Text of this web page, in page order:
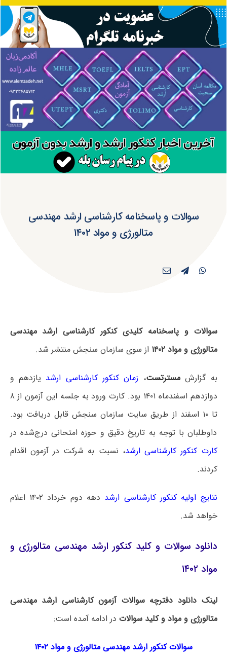
سوالات و پاسخنامه کارشناسی ارشد مهندسی
متالورژی و مواد ۱۴۰۲
سوالات و پاسخنامه کلیدی کنکور کارشناسی ارشد مهندسی
متالورژی و مواد ۱۴۰۲
از سوی سازمان سنجش منتشر شد.
به گزارشمسترتست، زمان کنکور کارشناسی ارشد یازدهم و
دوازدهم اسفندماه ۱۴۰۱ بود. کارت ورود به جلسه این آزمون از ۸
تا ۱۰ اسفند از طریق سایت سازمان سنجش قابل دریافت بود.
داوطلبان با توجه به تاریخ دقیق و حوزه امتحانی درج‌شده در
کارت کنکور کارشناسی ارشد، نسبت به شرکت در آزمون اقدام
کردند.
نتایج اولیه کنکور کارشناسی ارشد
دهه دوم خرداد ۱۴۰۲ اعلام
خواهد شد.
دانلود سوالات و کلید کنکور ارشد مهندسی متالورژی و
مواد ۱۴۰۲
لینک دانلود دفترچه سوالات آزمون کارشناسی ارشد مهندسی
متالورژی و مواد و کلید سوالات در ادامه آمده است:
سوالات کنکور ارشد مهندسی متالورژی و مواد ۱۴۰۲